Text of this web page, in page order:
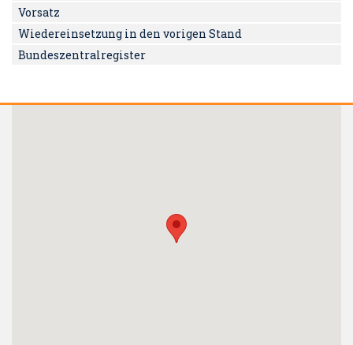
Vorsatz
Wiedereinsetzung in den vorigen Stand
Bundeszentralregister